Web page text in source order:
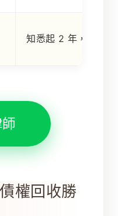
知悉起 2 年，發生起
權回收勝